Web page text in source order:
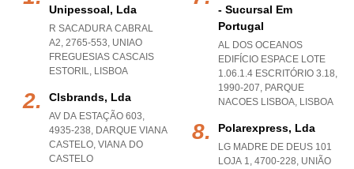
Unipessoal, Lda
R SACADURA CABRAL
A2, 2765-553, UNIAO
FREGUESIAS CASCAIS
ESTORIL, LISBOA
Clsbrands, Lda
AV DA ESTAÇÃO 603,
4935-238, DARQUE VIANA
CASTELO, VIANA DO
CASTELO
- Sucursal Em
Portugal
AL DOS OCEANOS
EDIFÍCIO ESPACE LOTE
1.06.1.4 ESCRITÓRIO 3.18,
1990-207, PARQUE
NACOES LISBOA, LISBOA
Polarexpress, Lda
LG MADRE DE DEUS 101
LOJA 1, 4700-228, UNIÃO